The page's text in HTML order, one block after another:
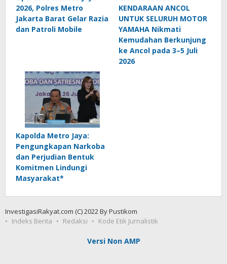
2026, Polres Metro
Jakarta Barat Gelar Razia
dan Patroli Mobile
KENDARAAN ANCOL
UNTUK SELURUH MOTOR
YAMAHA Nikmati
Kemudahan Berkunjung
ke Ancol pada 3–5 Juli
2026
Kapolda Metro Jaya:
Pengungkapan Narkoba
dan Perjudian Bentuk
Komitmen Lindungi
Masyarakat*
InvestigasiRakyat.com (C) 2022 By Pustikom
Indeks Berita
Redaksi Kode Etik Jurnalistik
Versi Non AMP